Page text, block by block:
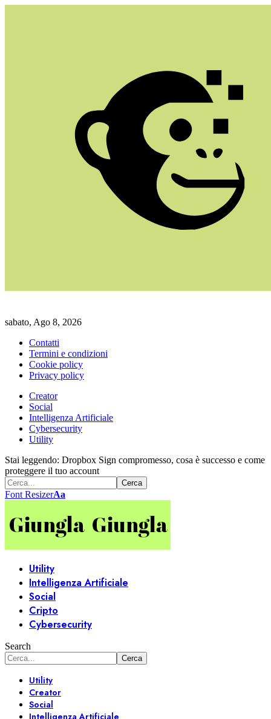
sabato, Ago 8, 2026
Contatti
Termini e condizioni
Cookie policy
Privacy policy
Creator
Social
Intelligenza Artificiale
Cybersecurity
Utility
Stai leggendo: Dropbox Sign compromesso, cosa è successo e come
proteggere il tuo account
Font ResizerAa
Utility
Intelligenza Artificiale
Social
Cripto
Cybersecurity
Search
Utility
Creator
Social
Intelligenza Artificiale